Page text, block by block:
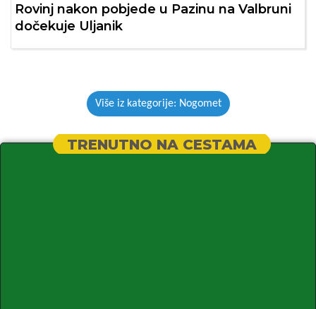
Rovinj nakon pobjede u Pazinu na Valbruni
dočekuje Uljanik
Više iz kategorije: Nogomet
TRENUTNO NA CESTAMA